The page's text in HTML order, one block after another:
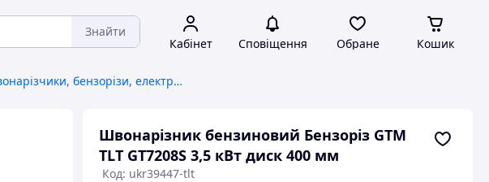
Знайти
Кабінет Сповіщення Обране Кошик
Швонарізчики, бензорізи, електроріз
Швонарізник бензиновий Бензоріз GTM
TLT GT7208S 3,5 кВт диск 400 мм
Код: ukr39447-tlt